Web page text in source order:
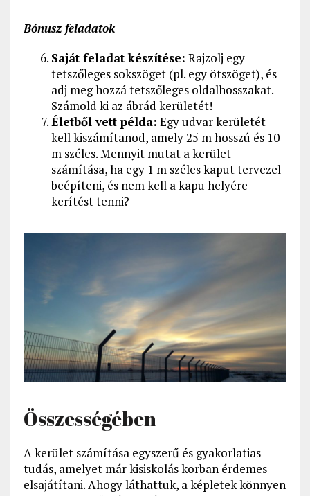
Bónusz feladatok
Saját feladat készítése: Rajzolj egy
tetszőleges sokszöget (pl. egy ötszöget), és
adj meg hozzá tetszőleges oldalhosszakat.
Számold ki az ábrád kerületét!
Életből vett példa: Egy udvar kerületét
kell kiszámítanod, amely 25 m hosszú és 10
m széles. Mennyit mutat a kerület
számítása, ha egy 1 m széles kaput tervezel
beépíteni, és nem kell a kapu helyére
kerítést tenni?
Összességében
A kerület számítása egyszerű és gyakorlatias
tudás, amelyet már kisiskolás korban érdemes
elsajátítani. Ahogy láthattuk, a képletek könnyen